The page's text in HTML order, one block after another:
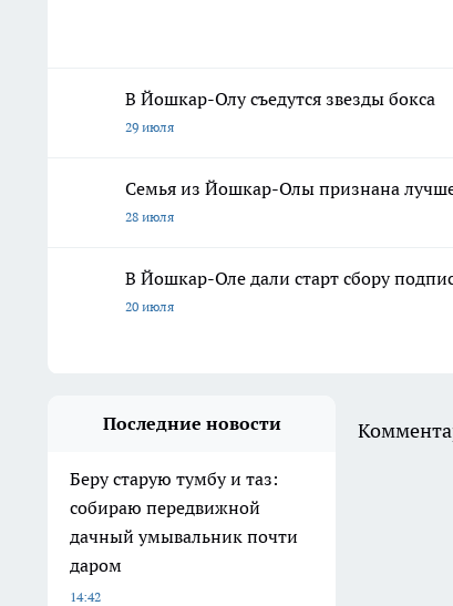
В Йошкар-Олу съедутся звезды бокса
29 июля
Семья из Йошкар-Олы признана
28 июля
В Йошкар-Оле дали старт сбору
20 июля
Последние новости
Беру старую тумбу и таз:
собираю передвижной
дачный умывальник почти
даром
14:42